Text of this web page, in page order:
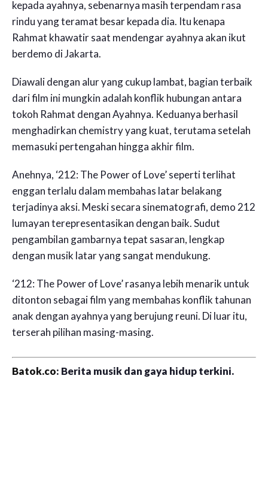
kepada ayahnya, sebenarnya masih terpendam rasa
rindu yang teramat besar kepada dia. Itu kenapa
Rahmat khawatir saat mendengar ayahnya akan ikut
berdemo di Jakarta.
Diawali dengan alur yang cukup lambat, bagian terbaik
dari film ini mungkin adalah konflik hubungan antara
tokoh Rahmat dengan Ayahnya. Keduanya berhasil
menghadirkan chemistry yang kuat, terutama setelah
memasuki pertengahan hingga akhir film.
Anehnya, ‘212: The Power of Love’ seperti terlihat
enggan terlalu dalam membahas latar belakang
terjadinya aksi. Meski secara sinematografi, demo 212
lumayan terepresentasikan dengan baik. Sudut
pengambilan gambarnya tepat sasaran, lengkap
dengan musik latar yang sangat mendukung.
‘212: The Power of Love’ rasanya lebih menarik untuk
ditonton sebagai film yang membahas konflik tahunan
anak dengan ayahnya yang berujung reuni. Di luar itu,
terserah pilihan masing-masing.
Batok.co: Berita musik dan gaya hidup terkini.